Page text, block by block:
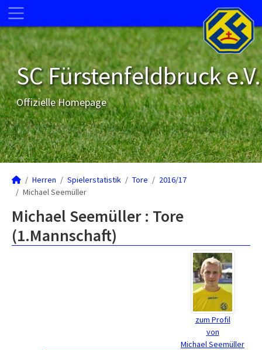
SC Fürstenfeldbruck e.V.
Offizielle Homepage
Herren Spielerstatistik Tore
2016/17
Michael Seemüller
Michael Seemüller : Tore
(1.Mannschaft)
zum Profil
von
Michael Seemüller